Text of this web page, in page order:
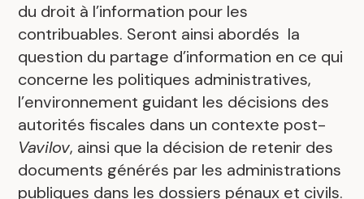
du droit à l’information pour les
contribuables. Seront ainsi abordés la
question du partage d’information en ce qui
concerne les politiques administratives,
l’environnement guidant les décisions des
autorités fiscales dans un contexte post-
Vavilov, ainsi que la décision de retenir des
documents générés par les administrations
publiques dans les dossiers pénaux et civils.